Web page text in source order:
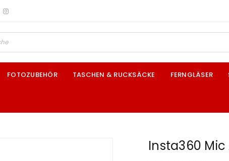
FOTOZUBEHÖR TASCHEN & RUCKSÄCKE FERNGLÄSER
Insta360 Mic